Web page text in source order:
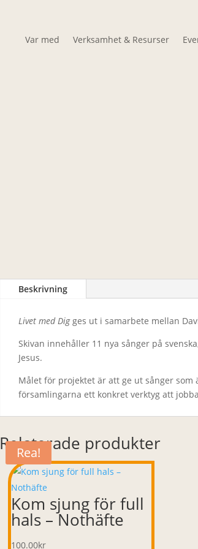
Var med Verksamhet & Resurser
Beskrivning
Livet med Digges ut i samarbete mellan
Skivan innehåller 11 nya sånger på
Jesus.
Målet för projektet är att ge ut sånger
församlingarna ett konkret verktyg att
Relaterade produkter
Kom sjung för full
hals – Nothäfte
100.00kr
Rea!